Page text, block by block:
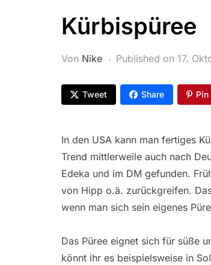
Kürbispüree
Von Nike Published on 17.
Tweet Share Pin
In den USA kann man fertiges
Trend mittlerweile auch nach
Edeka und im DM gefunden.
von Hipp o.ä. zurückgreifen.
wenn man sich sein eigenes
Das Püree eignet sich für süße
könnt ihr es beispielsweise in